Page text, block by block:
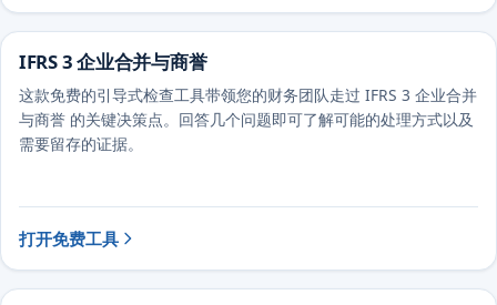
IFRS 3 企业合并与商誉
这款免费的引导式检查工具带领您的财务团队走过 IFRS 3 企业合并
与商誉 的关键决策点。回答几个问题即可了解可能的处理方式以及
需要留存的证据。
打开免费工具